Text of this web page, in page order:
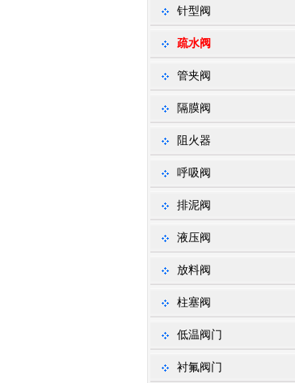
针型阀
疏水阀
管夹阀
隔膜阀
阻火器
呼吸阀
排泥阀
液压阀
放料阀
柱塞阀
低温阀门
衬氟阀门